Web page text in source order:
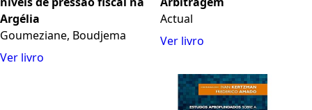
Argélia
Goumeziane, Boudjema
Ver livro
Actual
Ver livro